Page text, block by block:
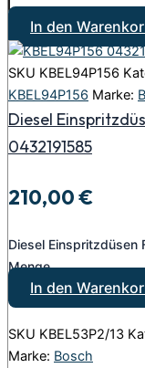
In den
SKU KBEL94P156
KBEL94P156 Marke:
Diesel
0432191585
210,00€
Diesel Einspritzdüsen
Menge
In den
SKU KBEL53P2/13
Marke: Bosch